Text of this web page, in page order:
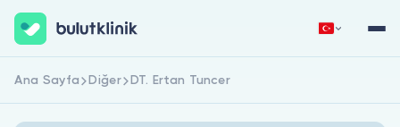
Hemen Kaydol
Ana Sayfa Diğer DT. Ertan Tuncer